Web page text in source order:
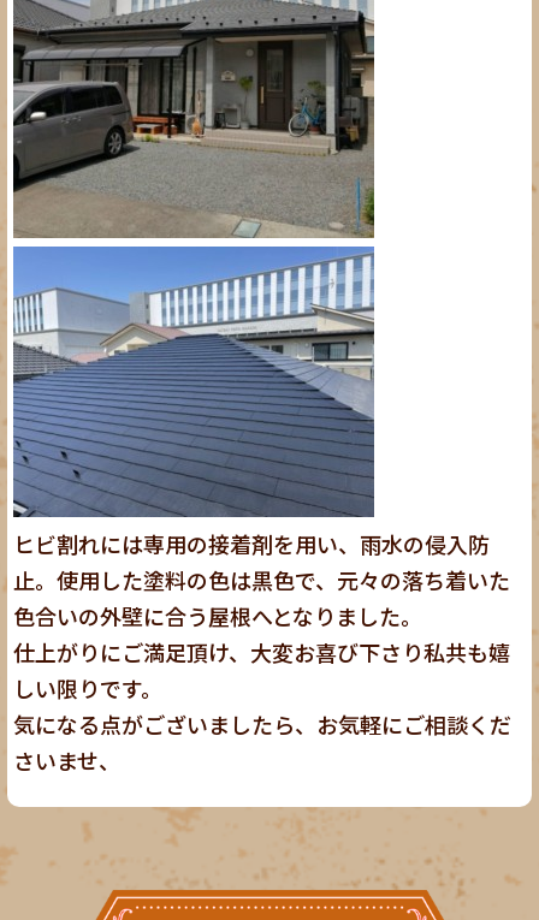
ヒビ割れには専用の接着剤を用い、雨水の侵入防
止。使用した塗料の色は黒色で、元々の落ち着いた
色合いの外壁に合う屋根へとなりました。
仕上がりにご満足頂け、大変お喜び下さり私共も嬉
しい限りです。
気になる点がございましたら、お気軽にご相談くだ
さいませ、